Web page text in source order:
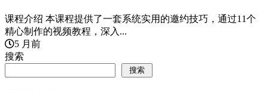
课程介绍 本课程提供了一套系统实用的邀约技巧，通过11个
精心制作的视频教程，深入...
5 月前
搜索
搜索